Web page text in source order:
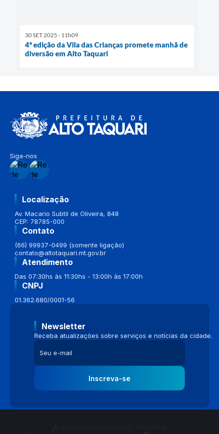
30 SET 2025 - 11h09
4ª edição da Vila das Crianças promete manhã de
diversão em Alto Taquari
Siga-nos
Localização
Av. Macario Subtil de Oliveira, 848
CEP: 78785-000
Contato
(66) 99937-0499 (somente ligação)
contato@altotaquari.mt.gov.br
Atendimento
Das 07:30hs às 11:30hs - 13:00h às 17:00h
CNPJ
01.362.680/0001-56
Newsletter
Receba atualizações sobre serviços e notícias da cidade.
Inscreva-se